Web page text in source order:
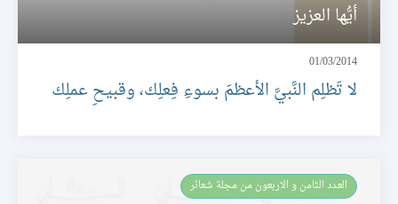
أيُّها العزيز
01/03/2014
لا تَظلِم النَّبيَّ الأعظمَ بسوءِ فِعلِك، وقبيحِ عملِك
العـدد الثامن و الاربعون من مجلة شعائر